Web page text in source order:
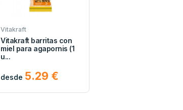
Vitakraft
Vitakraft barritas con
miel para agapornis (1
u...
desde 5.29 €